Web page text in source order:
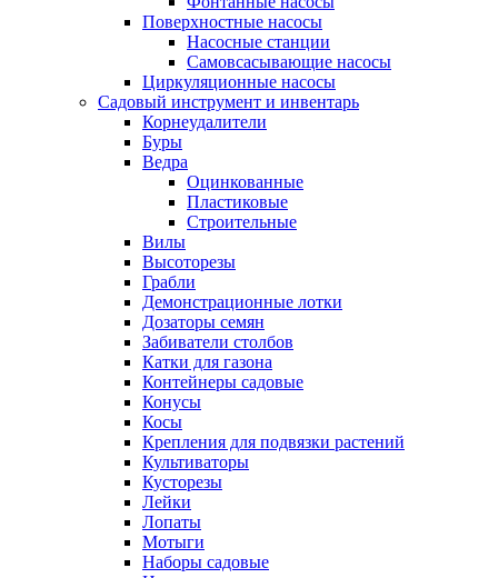
Поверхностные насосы
Насосные станции
Самовсасывающие насосы
Циркуляционные насосы
Садовый инструмент и инвентарь
Корнеудалители
Буры
Ведра
Оцинкованные
Пластиковые
Строительные
Вилы
Высоторезы
Грабли
Демонстрационные лотки
Дозаторы семян
Забиватели столбов
Катки для газона
Контейнеры садовые
Конусы
Косы
Крепления для подвязки растений
Культиваторы
Кусторезы
Лейки
Лопаты
Мотыги
Наборы садовые